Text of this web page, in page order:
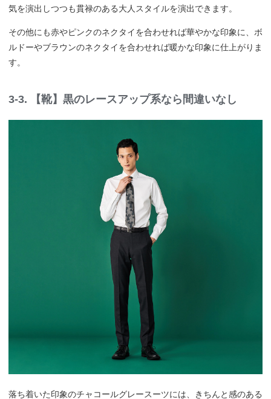
気を演出しつつも貫禄のある大人スタイルを演出できます。
その他にも赤やピンクのネクタイを合わせれば華やかな印象に、ボ
ルドーやブラウンのネクタイを合わせれば暖かな印象に仕上がりま
す。
3-3. 【靴】黒のレースアップ系なら間違いなし
落ち着いた印象のチャコールグレースーツには、きちんと感のある